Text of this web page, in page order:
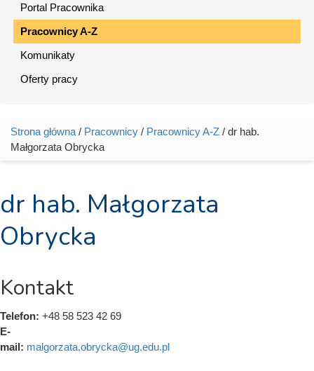
Portal Pracownika
Pracownicy A-Z
Komunikaty
Oferty pracy
Jesteś tutaj
Strona główna / Pracownicy / Pracownicy A-Z / dr hab.
Małgorzata Obrycka
dr hab. Małgorzata
Obrycka
Kontakt
Telefon: +48 58 523 42 69
E-
mail: malgorzata.obrycka@ug.edu.pl